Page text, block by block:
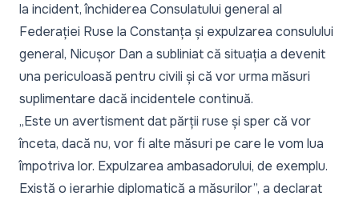
la incident, închiderea Consulatului general al
Federației Ruse la Constanța și expulzarea consulului
general, Nicușor Dan a subliniat că situația a devenit
una periculoasă pentru civili și că vor urma măsuri
suplimentare dacă incidentele continuă.
„Este un avertisment dat părții ruse și sper că vor
înceta, dacă nu, vor fi alte măsuri pe care le vom lua
împotriva lor. Expulzarea ambasadorului, de exemplu.
Există o ierarhie diplomatică a măsurilor”, a declarat